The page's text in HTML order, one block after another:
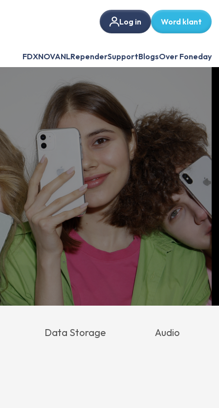
Log in Word klant
FDXNOVANLRependerSupportBlogsOver Foneday
Data Storage Audio